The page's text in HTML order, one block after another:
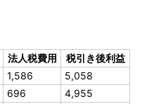
法人税費用
税引き後利益
1,586
5,058
696
4,955